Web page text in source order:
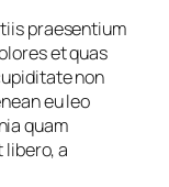
praesentium
et quas
non
eu leo
quam
a